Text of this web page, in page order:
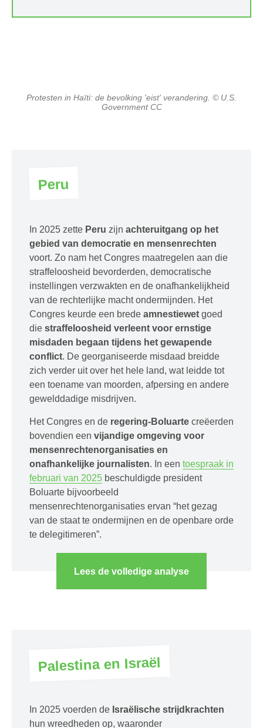
Protesten in Haïti: de bevolking 'eist' verandering. © U.S.
Government CC
Peru
In 2025 zette Peru zijn achteruitgang op het
gebied van democratie en mensenrechten
voort. Zo nam het Congres maatregelen aan die
straffeloosheid bevorderden, democratische
instellingen verzwakten en de onafhankelijkheid
van de rechterlijke macht ondermijnden. Het
Congres keurde een brede amnestiewet goed
die straffeloosheid verleent voor ernstige
misdaden begaan tijdens het gewapende
conflict. De georganiseerde misdaad breidde
zich verder uit over het hele land, wat leidde tot
een toename van moorden, afpersing en andere
gewelddadige misdrijven.
Het Congres en de regering-Boluarte creëerden
bovendien een vijandige omgeving voor
mensenrechtenorganisaties en
onafhankelijke journalisten. In een toespraak in
februari van 2025 beschuldigde president
Boluarte bijvoorbeeld
mensenrechtenorganisaties ervan “het gezag
van de staat te ondermijnen en de openbare orde
te delegitimeren”.
Lees de volledige analyse
Palestina en Israël
In 2025 voerden de Israëlische strijdkrachten
hun wreedheden op, waaronder